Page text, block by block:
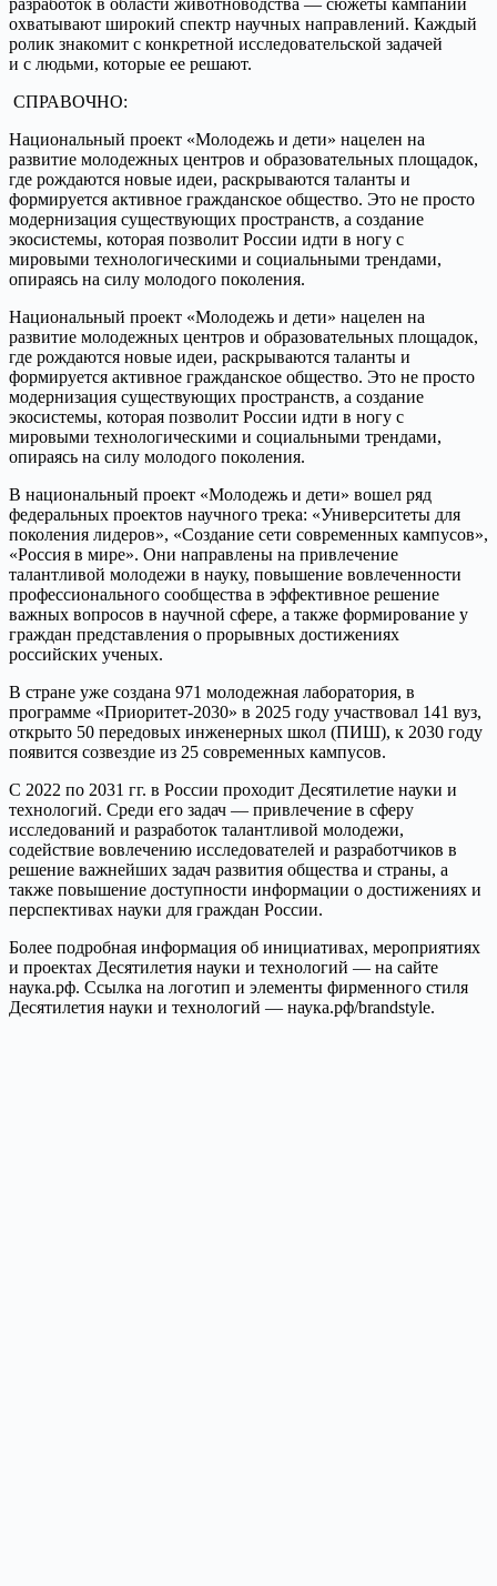
охватывают широкий спектр научных направлений. Каждый
ролик знакомит с конкретной исследовательской задачей
и с людьми, которые ее решают.
СПРАВОЧНО:
Национальный проект «Молодежь и дети» нацелен на
развитие молодежных центров и образовательных площадок,
где рождаются новые идеи, раскрываются таланты и
формируется активное гражданское общество. Это не просто
модернизация существующих пространств, а создание
экосистемы, которая позволит России идти в ногу с
мировыми технологическими и социальными трендами,
опираясь на силу молодого поколения.
Национальный проект «Молодежь и дети» нацелен на
развитие молодежных центров и образовательных площадок,
где рождаются новые идеи, раскрываются таланты и
формируется активное гражданское общество. Это не просто
модернизация существующих пространств, а создание
экосистемы, которая позволит России идти в ногу с
мировыми технологическими и социальными трендами,
опираясь на силу молодого поколения.
В национальный проект «Молодежь и дети» вошел ряд
федеральных проектов научного трека: «Университеты для
поколения лидеров», «Создание сети современных кампусов»,
«Россия в мире». Они направлены на привлечение
талантливой молодежи в науку, повышение вовлеченности
профессионального сообщества в эффективное решение
важных вопросов в научной сфере, а также формирование у
граждан представления о прорывных достижениях
российских ученых.
В стране уже создана 971 молодежная лаборатория, в
программе «Приоритет-2030» в 2025 году участвовал 141 вуз,
открыто 50 передовых инженерных школ (ПИШ), к 2030 году
появится созвездие из 25 современных кампусов.
С 2022 по 2031 гг. в России проходит Десятилетие науки и
технологий. Среди его задач — привлечение в сферу
исследований и разработок талантливой молодежи,
содействие вовлечению исследователей и разработчиков в
решение важнейших задач развития общества и страны, а
также повышение доступности информации о достижениях и
перспективах науки для граждан России.
Более подробная информация об инициативах, мероприятиях
и проектах Десятилетия науки и технологий — на сайте
наука.рф. Ссылка на логотип и элементы фирменного стиля
Десятилетия науки и технологий — наука.рф/brandstyle.